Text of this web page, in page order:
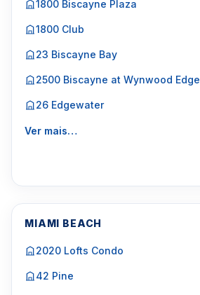
1800 Biscayne Plaza
1800 Club
23 Biscayne Bay
2500 Biscayne at Wynwood Edge
26 Edgewater
Ver mais…
MIAMI BEACH
2020 Lofts Condo
42 Pine